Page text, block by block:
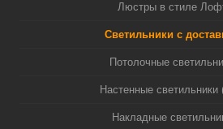
Люстры в стиле
Светильники с
Потолочные
Настенные светильники
Накладные